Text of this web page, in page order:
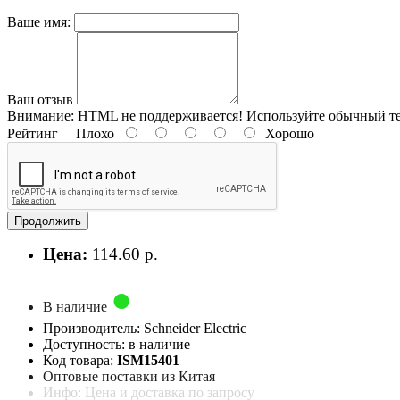
Ваше имя:
Ваш отзыв
Внимание: HTML не поддерживается! Используйте обычный
Рейтинг Плохо Хорошо
Продолжить
Цена: 114.60 р.
В наличие
Производитель: Schneider Electric
Доступность: в наличие
Код товара: ISM15401
Оптовые поставки из Китая
Инфо: Цена и доставка по запросу